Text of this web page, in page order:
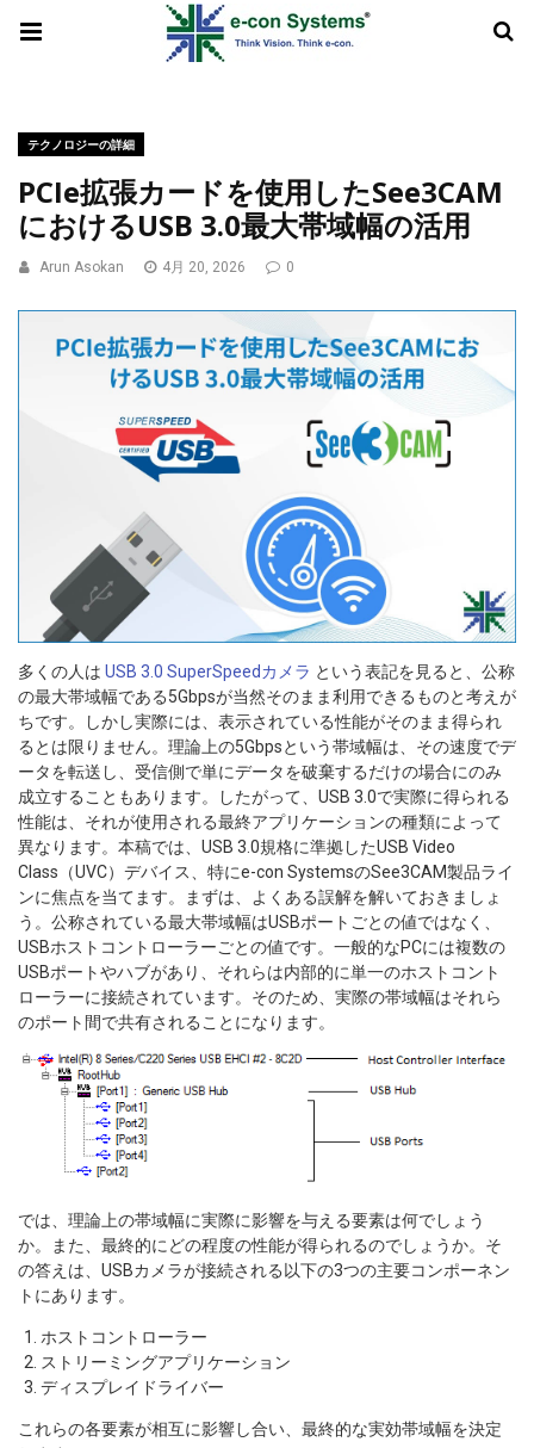
テクノロジーの詳細
PCIe拡張カードを使用したSee3CAM
におけるUSB 3.0最大帯域幅の活用
Arun Asokan 4月 20, 2026 0
多くの人は USB 3.0 SuperSpeedカメラ という表記を見ると、公称
の最大帯域幅である5Gbpsが当然そのまま利用できるものと考えが
ちです。しかし実際には、表示されている性能がそのまま得られ
るとは限りません。理論上の5Gbpsという帯域幅は、その速度でデ
ータを転送し、受信側で単にデータを破棄するだけの場合にのみ
成立することもあります。したがって、USB 3.0で実際に得られる
性能は、それが使用される最終アプリケーションの種類によって
異なります。本稿では、USB 3.0規格に準拠したUSB Video
Class（UVC）デバイス、特にe-con SystemsのSee3CAM製品ライ
ンに焦点を当てます。まずは、よくある誤解を解いておきましょ
う。公称されている最大帯域幅はUSBポートごとの値ではなく、
USBホストコントローラーごとの値です。一般的なPCには複数の
USBポートやハブがあり、それらは内部的に単一のホストコント
ローラーに接続されています。そのため、実際の帯域幅はそれら
のポート間で共有されることになります。
では、理論上の帯域幅に実際に影響を与える要素は何でしょう
か。また、最終的にどの程度の性能が得られるのでしょうか。そ
の答えは、USBカメラが接続される以下の3つの主要コンポーネン
トにあります。
ホストコントローラー
ストリーミングアプリケーション
ディスプレイドライバー
これらの各要素が相互に影響し合い、最終的な実効帯域幅を決定